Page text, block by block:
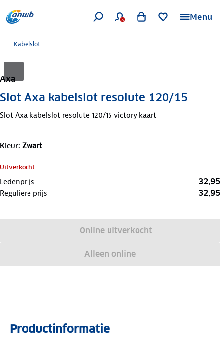
Menu
Kabelslot
Axa
Slot Axa kabelslot resolute 120/15
Slot Axa kabelslot resolute 120/15 victory kaart
Kleur: Zwart
Uitverkocht
Ledenprijs 32,95
Reguliere prijs 32,95
Online uitverkocht
Alleen online
Productinformatie